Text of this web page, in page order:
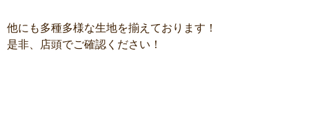
他にも多種多様な生地を揃えております！
是非、店頭でご確認ください！